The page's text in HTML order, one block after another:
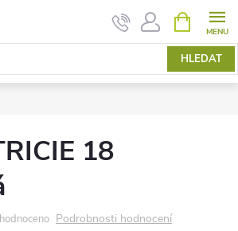
HLEDAT
NÁKUPNÍ
KOŠÍK
18
Podrobnosti hodnocení